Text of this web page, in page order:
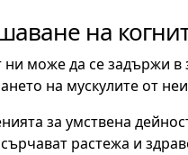
на
може да се задържи в
на мускулите от
за умствена
растежа и